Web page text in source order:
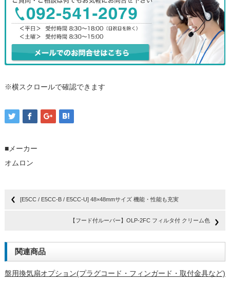
※横スクロールで確認できます
■メーカー
オムロン
[E5CC / E5CC-B / E5CC-U] 48×48mmサイズ 機能・性能も充実
【フード付ルーバー】OLP-2FC フィルタ付 クリーム色
関連商品
盤用換気扇オプション(プラグコード・フィンガード・取付金具など)